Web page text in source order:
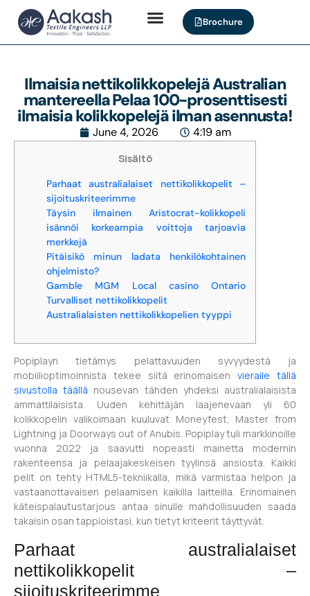
Brochure
Ilmaisia ​​nettikolikkopelejä Australian
mantereella Pelaa 100-prosenttisesti
ilmaisia ​​kolikkopelejä ilman asennusta!
June 4, 2026 4:19 am
Sisältö
Parhaat australialaiset nettikolikkopelit –
sijoituskriteerimme
Täysin ilmainen Aristocrat-kolikkopeli
isännöi korkeampia voittoja tarjoavia
merkkejä
Pitäisikö minun ladata henkilökohtainen
ohjelmisto?
Gamble MGM Local casino Ontario
Turvalliset nettikolikkopelit
Australialaisten nettikolikkopelien tyyppi
Popiplayn tietämys pelattavuuden syvyydestä ja
mobiilioptimoinnista tekee siitä erinomaisenvieraile tällä
sivustolla täällä nousevan tähden yhdeksi australialaisista
ammattilaisista. Uuden kehittäjän laajenevaan yli 60
kolikkopelin valikoimaan kuuluvat Moneyfest, Master from
Lightning ja Doorways out of Anubis. Popiplay tuli markkinoille
vuonna 2022 ja saavutti nopeasti mainetta modernin
rakenteensa ja pelaajakeskeisen tyylinsä ansiosta. Kaikki
pelit on tehty HTML5-tekniikalla, mikä varmistaa helpon ja
vastaanottavaisen pelaamisen kaikilla laitteilla. Erinomainen
käteispalautustarjous antaa sinulle mahdollisuuden saada
takaisin osan tappioistasi, kun tietyt kriteerit täyttyvät.
Parhaat australialaiset
nettikolikkopelit –
sijoituskriteerimme